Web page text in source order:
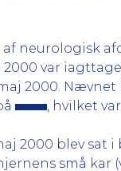
neurologisk
2000 var
2000.
, hvilket
2000 blev
små kar